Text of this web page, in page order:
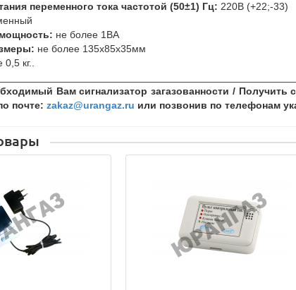
переменного тока частотой (50±1) Гц: 220В (+22;-33)
не более 1ВА
не более 135х85х35мм
кг..
Вам сигнализатор загазованности /
почте: zakaz@urangaz.ru или позвонив по телефонам